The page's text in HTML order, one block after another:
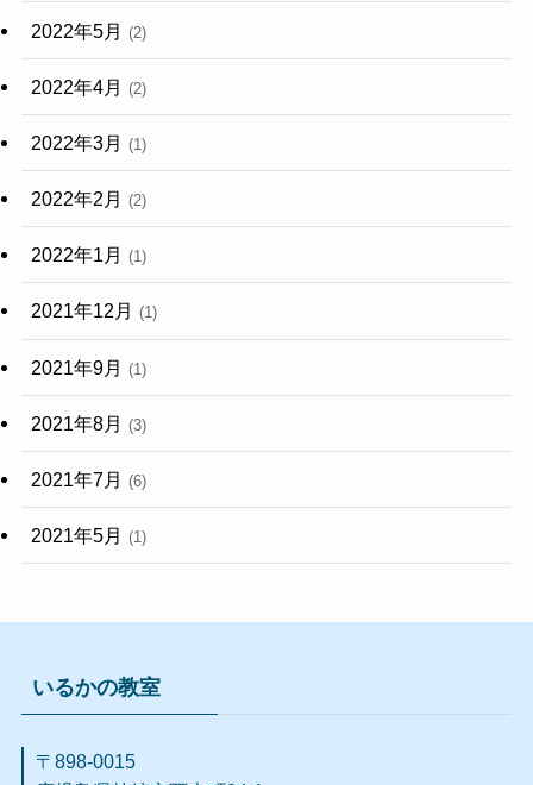
2022年5月 (2)
2022年4月 (2)
2022年3月 (1)
2022年2月 (2)
2022年1月 (1)
2021年12月 (1)
2021年9月 (1)
2021年8月 (3)
2021年7月 (6)
2021年5月 (1)
いるかの教室
〒898-0015